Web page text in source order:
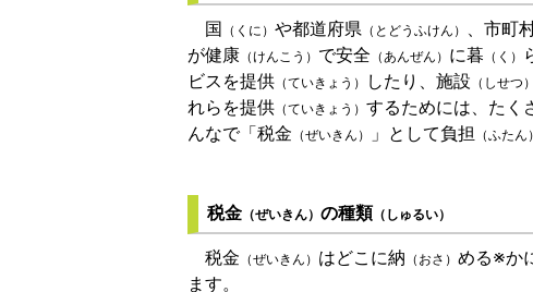
国 （くに） や都道府県 （とどうふけん） 、市町
が健康 （けんこう） で安全 （あんぜん） に暮 （く）
ビスを提供 （ていきょう） したり、施設 （しせつ）
れらを提供 （ていきょう） するためには、たく
んなで「税金 （ぜいきん） 」として負担 （ふたん）
税金 （ぜいきん） の種類 （しゅるい）
税金 （ぜいきん） はどこに納 （おさ） める※か
ます。